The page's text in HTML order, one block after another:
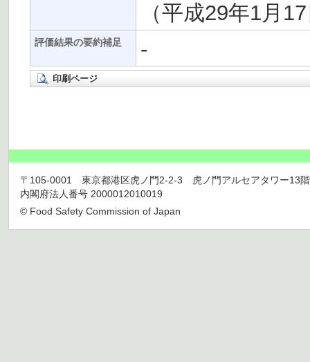
（平成29年1月
評価結果の要約補足 -
印刷ページ
〒105-0001 東京都港区虎ノ門2-2-3 虎ノ門アルセアタワー13
内閣府法人番号 2000012010019
© Food Safety Commission of Japan